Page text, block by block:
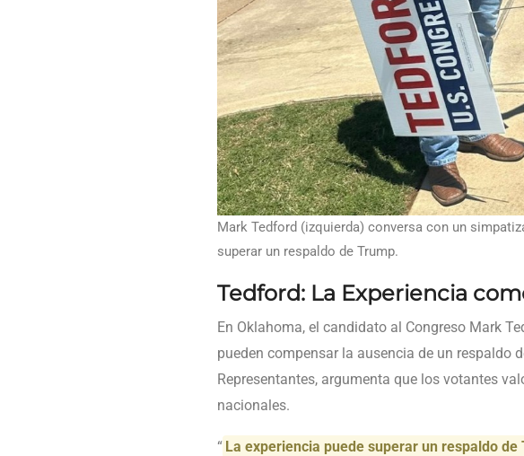
Mark Tedford (izquierda) conversa con un
superar un respaldo de Trump.
Tedford: La Experiencia
En Oklahoma, el candidato al Congreso Mark
pueden compensar la ausencia de un respaldo
Representantes, argumenta que los votantes
nacionales.
“ La experiencia puede superar un respaldo de